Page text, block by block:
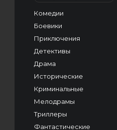
Комедии
Боевики
Приключения
Детективы
Драма
Исторические
Криминальные
Мелодрамы
Триллеры
Фантастические